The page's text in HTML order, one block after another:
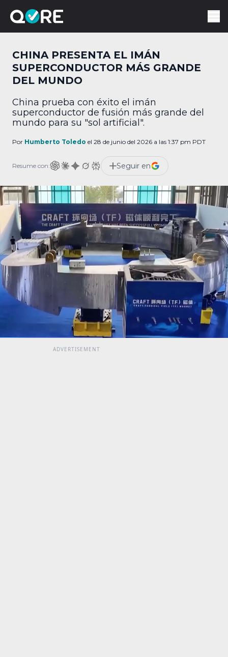
CHINA PRESENTA EL IMÁN
SUPERCONDUCTOR MÁS GRANDE
DEL MUNDO
China prueba con éxito el imán
superconductor de fusión más grande del
mundo para su "sol artificial".
Por Humberto Toledo el 28 de junio del 2026 a las 1:37 pm PDT
Resume con: Seguir en